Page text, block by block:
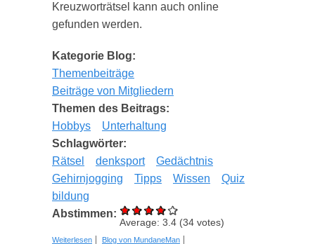
Kreuzworträtsel kann auch online
gefunden werden.
Kategorie Blog:
Themenbeiträge
Beiträge von Mitgliedern
Themen des Beitrags:
Hobbys
Unterhaltung
Schlagwörter:
Rätsel
denksport
Gedächtnis
Gehirnjogging
Tipps Wissen
Quiz
bildung
Abstimmen:
Average: 3.4 (34 votes)
Weiterlesen über Phänomen Kreuzworträtsel - Zeitvertreib und
Blog von MundaneMan